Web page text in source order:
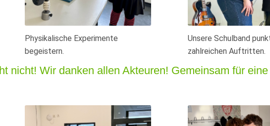
Physikalische Experimente
begeistern.
Unsere Schulband
zahlreichen Auftritten.
nicht! Wir danken allen Akteuren! Gemeinsam für